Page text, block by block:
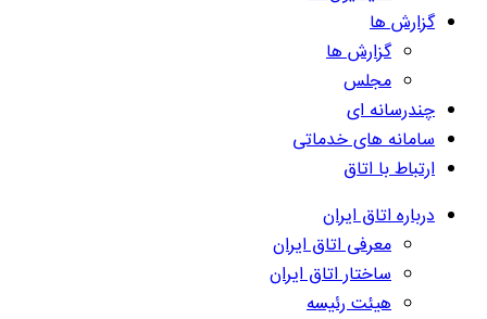
گزارش ها
گزارش ها
مجلس
چندرسانه ای
سامانه های خدماتی
ارتباط با اتاق
درباره اتاق ایران
معرفی اتاق ایران
ساختار اتاق ایران
هیئت رئیسه